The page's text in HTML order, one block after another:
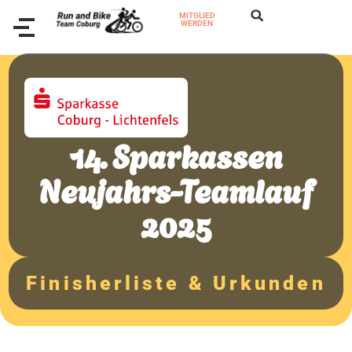
MITGLIED
WERDEN
14. Sparkassen
Neujahrs-Teamlauf
2025
Finisherliste & Urkunden